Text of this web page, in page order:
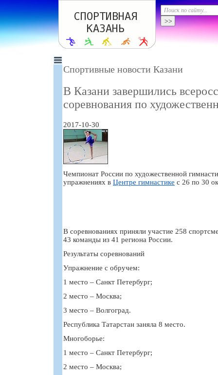
Спортивные новости Казани
В Казани завершились
соревнования по
2017-10-30
Чемпионат России по художественной
упражнениях в Центре гимнастике с 26 по 30
В соревнованиях приняли участие 258
43 команды из 41 региона России.
Результаты соревнований
Упражнение с обручем:
1 место – Санкт Петербург;
2 место – Москва;
3 место – Волгоград.
Республика Татарстан заняла 8 место.
Многоборье:
1 место – Санкт Петербург;
2 место – Москва;